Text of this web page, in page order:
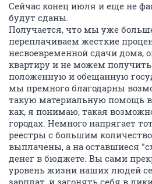
Сейчас конец июля и еще не
будут сданы.
Получается, что мы уже
переплачиваем жесткие
несвоевременной сдачи дома,
квартиру и не можем
положенную и обещанную
мы премного благодарны
такую материальную помощь
как, я понимаю, такая
городах. Немного напрягает
реестры с большим
выплачены, а на оставшиеся
денег в бюджете. Вы сами
уровень жизни наших людей
зарплат, и загонять себя в